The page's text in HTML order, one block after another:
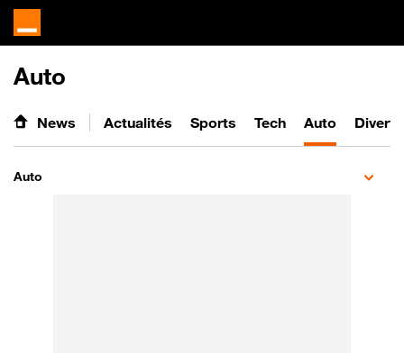
Auto
News Actualités Sports Tech Auto
Auto